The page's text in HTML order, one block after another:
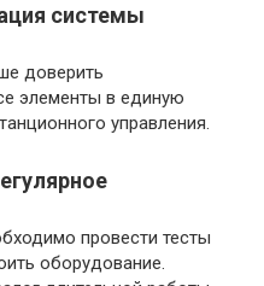
системы
доверить
элементы в единую
управления.
провести тесты
оборудование.